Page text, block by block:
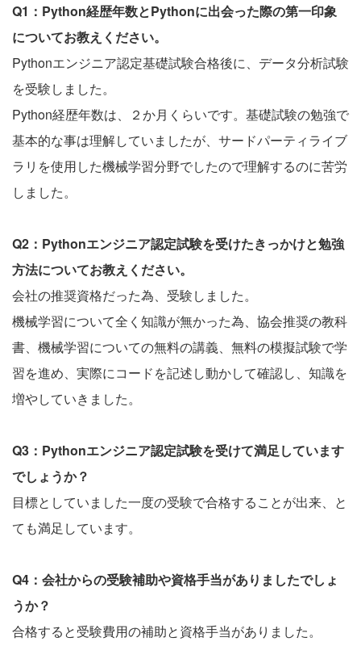
Q1：Python経歴年数とPythonに出会った際の第一印象
についてお教えください。
Pythonエンジニア認定基礎試験合格後に、データ分析試験
を受験しました。
Python経歴年数は、２か月くらいです。基礎試験の勉強で
基本的な事は理解していましたが、サードパーティライブ
ラリを使用した機械学習分野でしたので理解するのに苦労
しました。
Q2：Pythonエンジニア認定試験を受けたきっかけと勉強
方法についてお教えください。
会社の推奨資格だった為、受験しました。
機械学習について全く知識が無かった為、協会推奨の教科
書、機械学習についての無料の講義、無料の模擬試験で学
習を進め、実際にコードを記述し動かして確認し、知識を
増やしていきました。
Q3：Pythonエンジニア認定試験を受けて満足しています
でしょうか？
目標としていました一度の受験で合格することが出来、と
ても満足しています。
Q4：会社からの受験補助や資格手当がありましたでしょ
うか？
合格すると受験費用の補助と資格手当がありました。